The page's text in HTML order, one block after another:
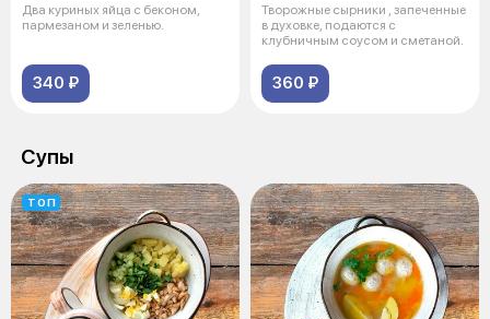
Два куриных яйца с беконом,
пармезаном и зеленью.
340 ₽
Творожные сырники , запеченные
в духовке, подаются с
клубничным соусом и сметаной.
360 ₽
Супы
ТОП